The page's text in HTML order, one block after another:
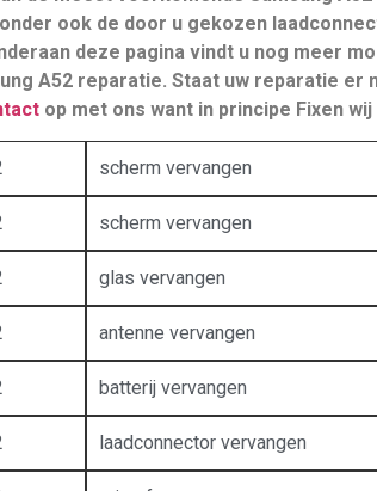
ook de door u gekozen
deze pagina vindt u nog meer
A52 reparatie. Staat uw reparatie er
op met ons want in principe Fixen wij
scherm vervangen
scherm vervangen
glas vervangen
antenne vervangen
batterij vervangen
laadconnector vervangen